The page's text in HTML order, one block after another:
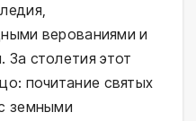
верованиями и
столетия этот
почитание святых
земными